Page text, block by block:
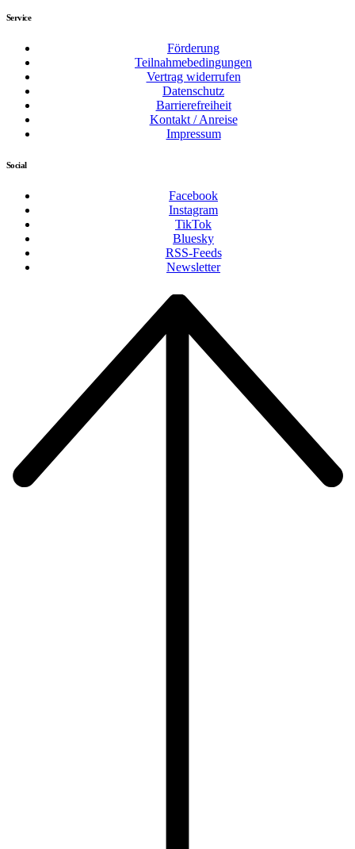
Service
Förderung
Teilnahmebedingungen
Vertrag widerrufen
Datenschutz
Barrierefreiheit
Kontakt / Anreise
Impressum
Social
Facebook
Instagram
TikTok
Bluesky
RSS-Feeds
Newsletter